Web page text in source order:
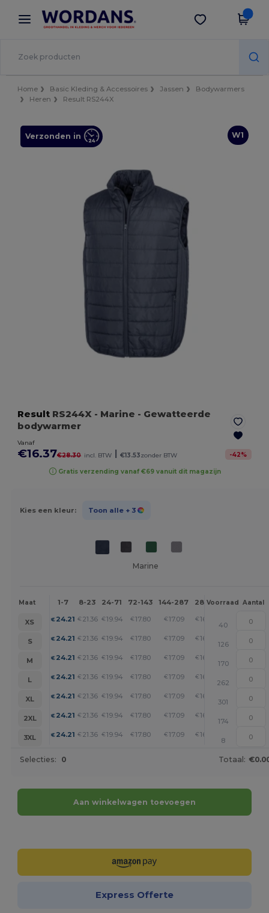
× Wordans-app
Betere prijzen in de app!
Download app
Home Basic Kleding & Accessoires Jassen
Bodywarmers
Heren
Result RS244X
W1
Verzonden in
Result RS244X - Marine - Gewatteerde
bodywarmer
Vanaf
€16.37€28.30 incl. BTW | €13.53zonder BTW -42%
Gratis verzending vanaf €69 vanuit dit magazijn
Kies een kleur: Toon alle + 3
Marine
Maat 1-7 8-23 24-71 72-143 144-287 288 + Meer
Voorraad Aantal
XS €24.21 € 21.36 €19.94 € 17.80 €17.09 €16.37 +
40
S
€24.21 € 21.36 €19.94 € 17.80 €17.09 €16.37 +
126
M
€24.21 € 21.36 €19.94 € 17.80 €17.09 €16.37 +
170
L
€24.21 € 21.36 €19.94 € 17.80 €17.09 €16.37 +
262
XL
€24.21 € 21.36 €19.94 € 17.80 €17.09 €16.37 +
301
2XL
€24.21 € 21.36 €19.94 € 17.80 €17.09 €16.37
174
3XL
€24.21 € 21.36 €19.94 € 17.80 €17.09 €16.37
8
Selecties: 0 Totaal:
Aan winkelwagen toevoegen
Express Offerte